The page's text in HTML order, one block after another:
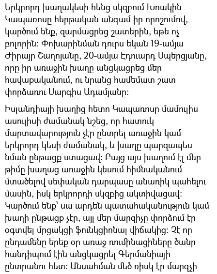
Երկրորդ խաղակեսի հենց սկզբում Խոակին
Կապառոսը հերթական անգամ իր որոշումով,
կարծում ենք, զարմացրեց շատերին, եթե ոչ
բոլորին։ Փոխարինման դուրս եկան 19-ամյա
Ժիրայր Շաղոյանը, 20-ամյա Էդուարդ Սպերցյանը,
որը իր առաջին խաղը անցկացրեց մեր
հավաքականում, ու նրանց համեմատ շատ
փորձառու Սարգիս Ադամյանը։
Իսլանդիայի խաղից հետո Կապառոսը մամուլիս
ասուլիսի ժամանակ նշեց, որ հատուկ
մարտավարություն չէր ընտրել առաջին կամ
երկրորդ կեսի ժամանակ, և խաղը պարզապես
նման ընթացք ստացավ։ Բայց այս խաղում էլ մեր
թիմը խաղաց առաջին կեսում հիմնականում
մտածելով սեփական դարպասը անառիկ պահելու
մասին, իսկ երկրորդի սկզբից ակտիվացավ։
Կարծում ենք՝ սա արդեն պատահականություն կամ
խաղի ընթացք չէր, այլ մեր մարզիչը փորձում էր
օգտվել մրցակցի ֆունկցիոնալ վիճակից։ Չէ որ
ընդամենը երեք օր առաջ ռումինացիները ծանր
հանդիպում էին անցկացրել Գերմանիայի
ընտրանու հետ։ Անսահման մեծ ռիսկ էր մարզչի